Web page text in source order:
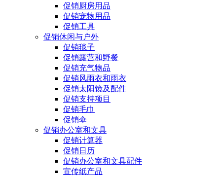
促销厨房用品
促销宠物用品
促销工具
促销休闲与户外
促销毯子
促销露营和野餐
促销充气物品
促销风雨衣和雨衣
促销太阳镜及配件
促销支持项目
促销毛巾
促销伞
促销办公室和文具
促销计算器
促销日历
促销办公室和文具配件
宣传纸产品